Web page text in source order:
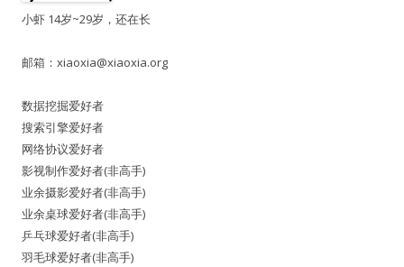
小虾 14岁~29岁，还在长
邮箱： xiaoxia@xiaoxia.org
数据挖掘爱好者
搜索引擎爱好者
网络协议爱好者
影视制作爱好者(非高手)
业余摄影爱好者(非高手)
业余桌球爱好者(非高手)
乒乓球爱好者(非高手)
羽毛球爱好者(非高手)